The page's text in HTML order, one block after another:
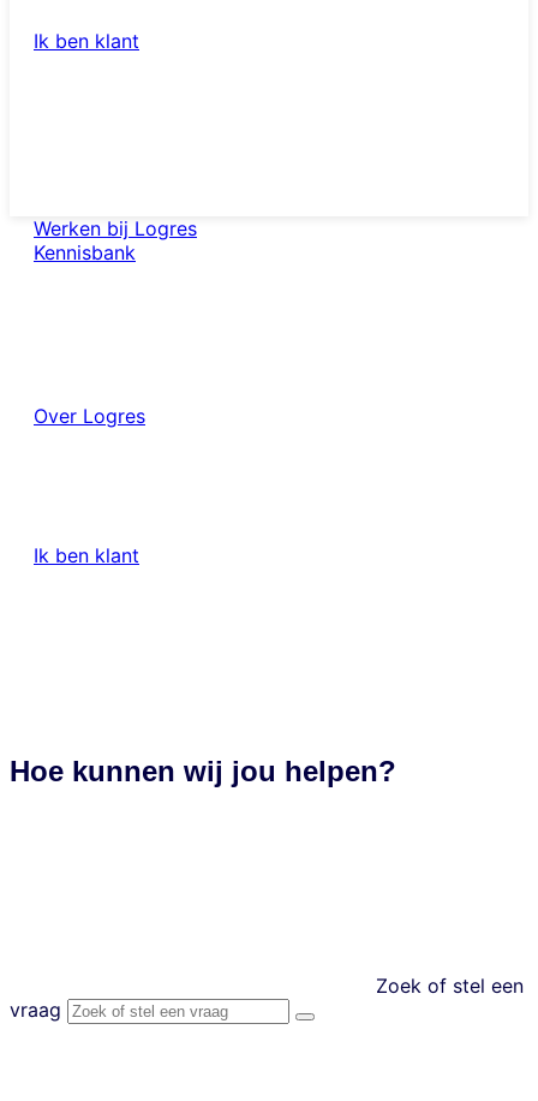
Ik ben klant
Werken bij Logres
Kennisbank
Over Logres
Ik ben klant
Hoe kunnen wij jou helpen?
Zoek of stel een
vraag